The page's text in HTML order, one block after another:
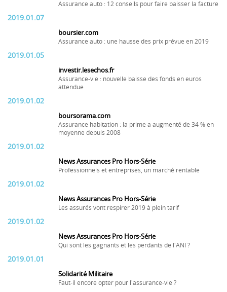
Assurance auto : 12 conseils pour faire baisser la facture
2019.01.07
boursier.com
Assurance auto : une hausse des prix prévue en 2019
2019.01.05
investir.lesechos.fr
Assurance-vie : nouvelle baisse des fonds en euros
attendue
2019.01.02
boursorama.com
Assurance habitation : la prime a augmenté de 34 % en
moyenne depuis 2008
2019.01.02
News Assurances Pro Hors-Série
Professionnels et entreprises, un marché rentable
2019.01.02
News Assurances Pro Hors-Série
Les assurés vont respirer 2019 à plein tarif
2019.01.02
News Assurances Pro Hors-Série
Qui sont les gagnants et les perdants de l'ANI ?
2019.01.01
Solidarité Militaire
Faut-il encore opter pour l'assurance-vie ?